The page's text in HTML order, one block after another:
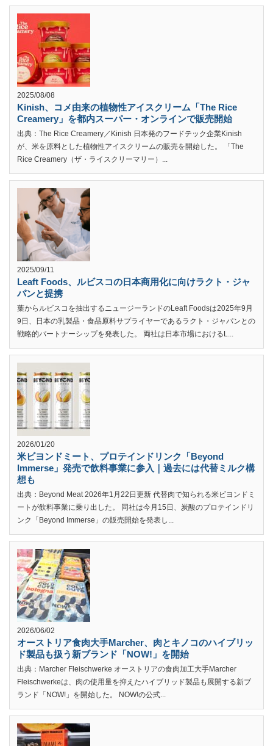
2025/08/08
Kinish、コメ由来の植物性アイスクリーム「The Rice
Creamery」を都内スーパー・オンラインで販売開始
出典：The Rice Creamery／Kinish 日本発のフードテック企業Kinish
が、米を原料とした植物性アイスクリームの販売を開始した。 「The
Rice Creamery（ザ・ライスクリーマリー）...
2025/09/11
Leaft Foods、ルビスコの日本商用化に向けラクト・ジャ
パンと提携
葉からルビスコを抽出するニュージーランドのLeaft Foodsは2025年9月
9日、日本の乳製品・食品原料サプライヤーであるラクト・ジャパンとの
戦略的パートナーシップを発表した。 両社は日本市場におけるL...
2026/01/20
米ビヨンドミート、プロテインドリンク「Beyond
Immerse」発売で飲料事業に参入｜過去には代替ミルク構
想も
出典：Beyond Meat 2026年1月22日更新 代替肉で知られる米ビヨンドミ
ートが飲料事業に乗り出した。 同社は今月15日、炭酸のプロテインドリ
ンク「Beyond Immerse」の販売開始を発表し...
2026/06/02
オーストリア食肉大手Marcher、肉とキノコのハイブリッ
ド製品も扱う新ブランド「NOW!」を開始
出典：Marcher Fleischwerke オーストリアの食肉加工大手Marcher
Fleischwerkeは、肉の使用量を抑えたハイブリッド製品も展開する新ブ
ランド「NOW!」を開始した。 NOW!の公式...